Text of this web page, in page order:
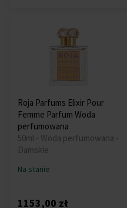
Roja Parfums Elixir Pour
Femme Parfum Woda
perfumowana
50ml - Woda perfumowana -
Damskie
Na stanie
1153,00 zł